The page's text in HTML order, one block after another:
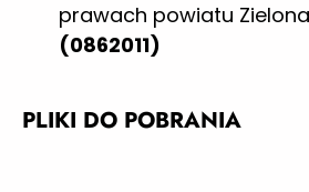
prawach powiatu
(0862011)
PLIKI DO POBRANIA